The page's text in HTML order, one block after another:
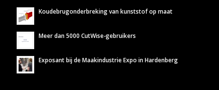
Koudebrugonderbreking van kunststof op maat
Meer dan 5000 CutWise-gebruikers
Exposant bij de Maakindustrie Expo in Hardenberg